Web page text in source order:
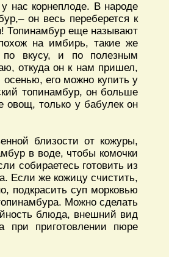
нас корнеплоде. В народе
он весь переберется к
Топинамбур еще называют
на имбирь, такие же
вкусу, и по полезным
откуда он к нам пришел,
осенью, его можно купить у
топинамбур, он больше
овощ, только у бабулек он
близости от кожуры,
в воде, чтобы комочки
собираетесь готовить из
Если же кожицу счистить,
подкрасить суп морковью
Можно сделать
блюда, внешний вид
при приготовлении пюре